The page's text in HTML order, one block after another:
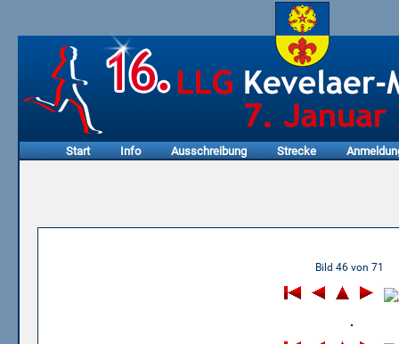
Start Info Ausschreibung Strecke
Bild 46 von 71